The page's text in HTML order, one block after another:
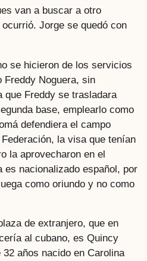
van a buscar a otro
Jorge se quedó con
se hicieron de los servicios
Freddy Noguera, sin
que Freddy se trasladara
base, emplearlo como
defendiera el campo
la visa que tenían
la aprovecharon en el
es nacionalizado español, por
como oriundo y no como
de extranjero, que en
al cubano, es Quincy
años nacido en Carolina